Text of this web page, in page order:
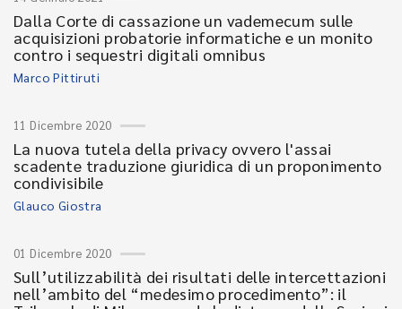
Dalla Corte di cassazione un vademecum sulle
acquisizioni probatorie informatiche e un monito
contro i sequestri digitali omnibus
Marco Pittiruti
11 Dicembre 2020
La nuova tutela della privacy ovvero l'assai
scadente traduzione giuridica di un proponimento
condivisibile
Glauco Giostra
01 Dicembre 2020
Sull’utilizzabilità dei risultati delle intercettazioni
nell’ambito del “medesimo procedimento”: il